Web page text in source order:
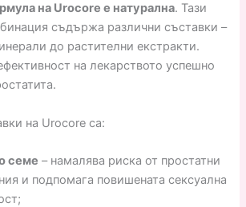
на Urocore е натурална. Тази
съдържа различни съставки –
до растителни екстракти.
на лекарството успешно
на Urocore са:
семе – намалява риска от простатни
и подпомага повишената сексуална